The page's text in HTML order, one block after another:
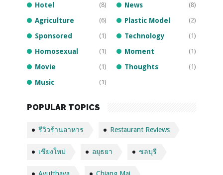
Hotel (8) News (8)
Agriculture (6) Plastic Model (2)
Sponsored (1) Technology (1)
Homosexual (1) Moment (1)
Movie (1) Thoughts (1)
Music (1)
POPULAR TOPICS
รีวิวร้านอาหาร Restaurant Reviews
เชียงใหม่ อยุธยา ชลบุรี
Ayutthaya Chiang Mai